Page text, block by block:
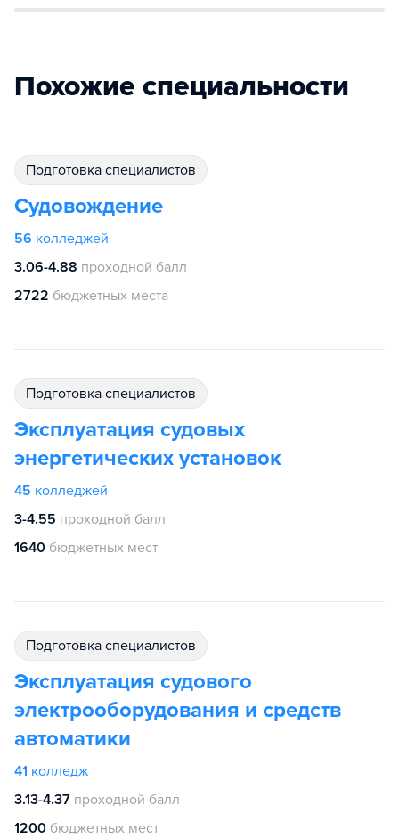
Похожие специальности
подготовка специалистов
Судовождение
56 колледжей
3.06-4.88 проходной балл
2722 бюджетных места
подготовка специалистов
Эксплуатация судовых
энергетических установок
45 колледжей
3-4.55 проходной балл
1640 бюджетных мест
подготовка специалистов
Эксплуатация судового
электрооборудования и средств
автоматики
41 колледж
3.13-4.37 проходной балл
1200 бюджетных мест